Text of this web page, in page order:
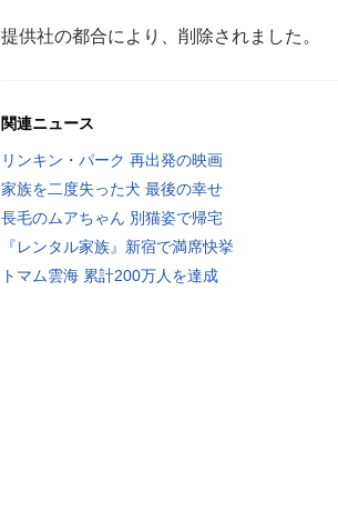
提供社の都合により、削除されました。
関連ニュース
リンキン・パーク 再出発の映画
家族を二度失った犬 最後の幸せ
長毛のムアちゃん 別猫姿で帰宅
『レンタル家族』新宿で満席快挙
トマム雲海 累計200万人を達成